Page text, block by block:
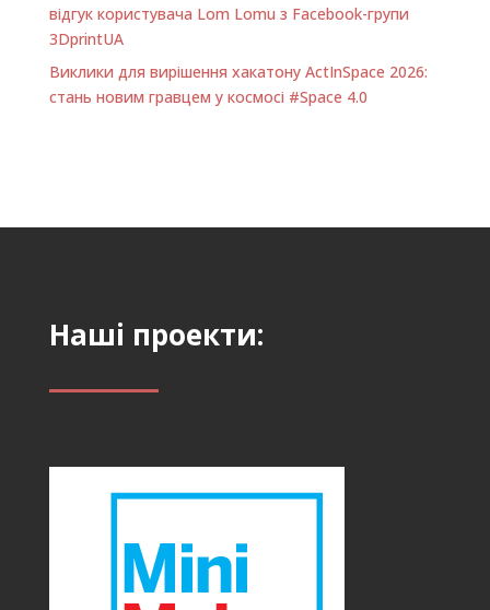
відгук користувача Lom Lomu з Facebook-групи
3DprintUA
Виклики для вирішення хакатону ActInSpace 2026:
стань новим гравцем у космосі #Space 4.0
Наші проекти: